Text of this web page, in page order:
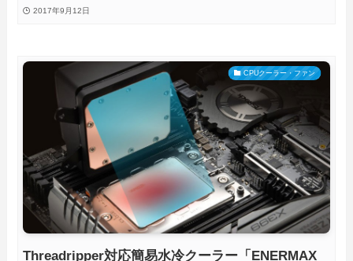
水冷CPUクーラーを徹底検証
2017年9月12日
CPUクーラー・ファン
Threadripper対応簡易水冷クーラー「ENERMAX